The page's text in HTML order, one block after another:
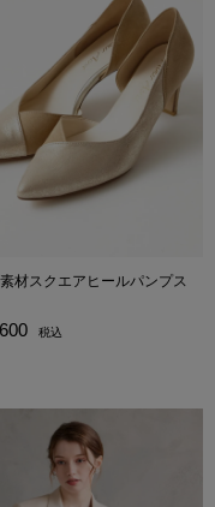
材スクエアヒールパンプス
税込